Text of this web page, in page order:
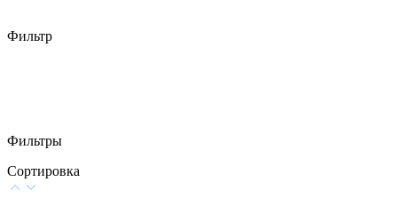
Фильтр
Фильтры
Сортировка